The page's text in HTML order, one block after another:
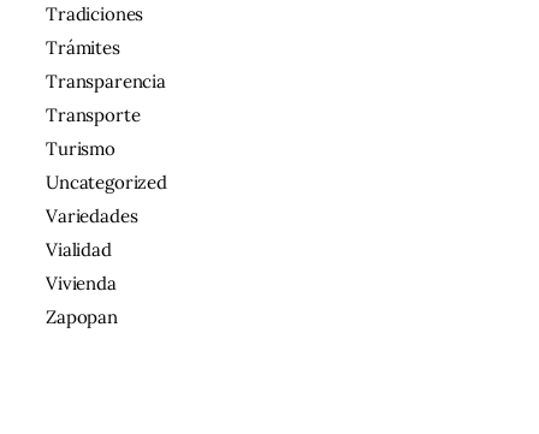
Tradiciones
Trámites
Transparencia
Transporte
Turismo
Uncategorized
Variedades
Vialidad
Vivienda
Zapopan